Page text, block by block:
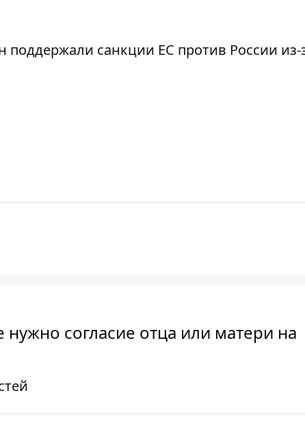
поддержали санкции ЕС против России из-
согласие отца или матери на